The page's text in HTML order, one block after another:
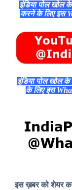
इंडिया पोल खोल
करने के लिए इस
इंडिया पोल खोल के
के लिए इस
इस ख़बर को शेयर